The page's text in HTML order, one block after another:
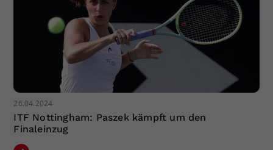
26.04.2024
ITF Nottingham: Paszek kämpft um den
Finaleinzug